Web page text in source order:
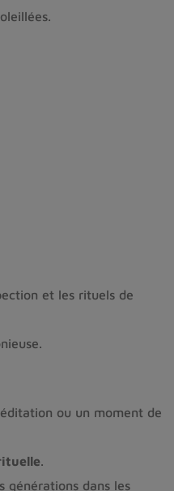
et les rituels de
ou un moment de
.
générations dans les